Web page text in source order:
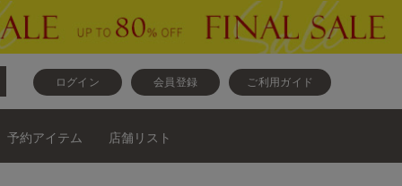
ログイン 会員登録 ご利用ガイド
予約アイテム 店舗リスト